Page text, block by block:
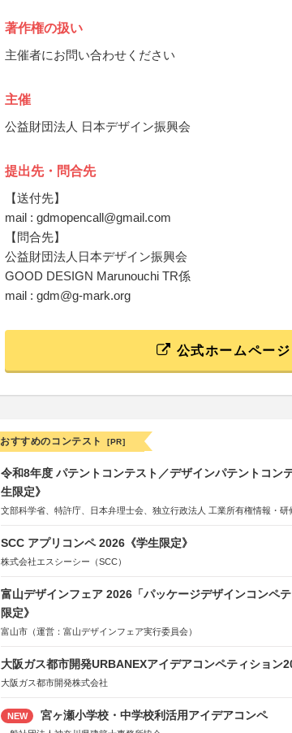
著作権の扱い
主催者にお問い合わせください
主催
公益財団法人 日本デザイン振興会
提出先・問合先
【送付先】
mail : gdmopencall@gmail.com
【問合先】
公益財団法人日本デザイン振興会
GOOD DESIGN Marunouchi TR係
mail : gdm@g-mark.org
公式ホームページ
おすすめのコンテスト [PR]
令和8年度 パテントコンテスト／デザインパテントコン
生限定》
文部科学省、特許庁、日本弁理士会、独立行政法人 工業所有権情報・研
SCC アプリコンペ 2026《学生限定》
株式会社エスシーシー（SCC）
富山デザインフェア 2026「パッケージデザインコンペ
限定》
富山市（運営：富山デザインフェア実行委員会）
大阪ガス都市開発URBANEXアイデアコンペティション
大阪ガス都市開発株式会社
NEW 宮ヶ瀬小学校・中学校利活用アイデアコンペ